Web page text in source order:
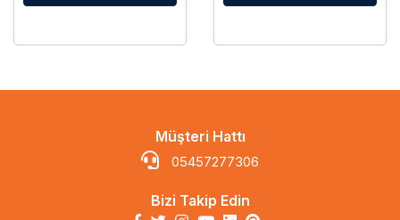
Müşteri Hattı
05457277306
Bizi Takip Edin